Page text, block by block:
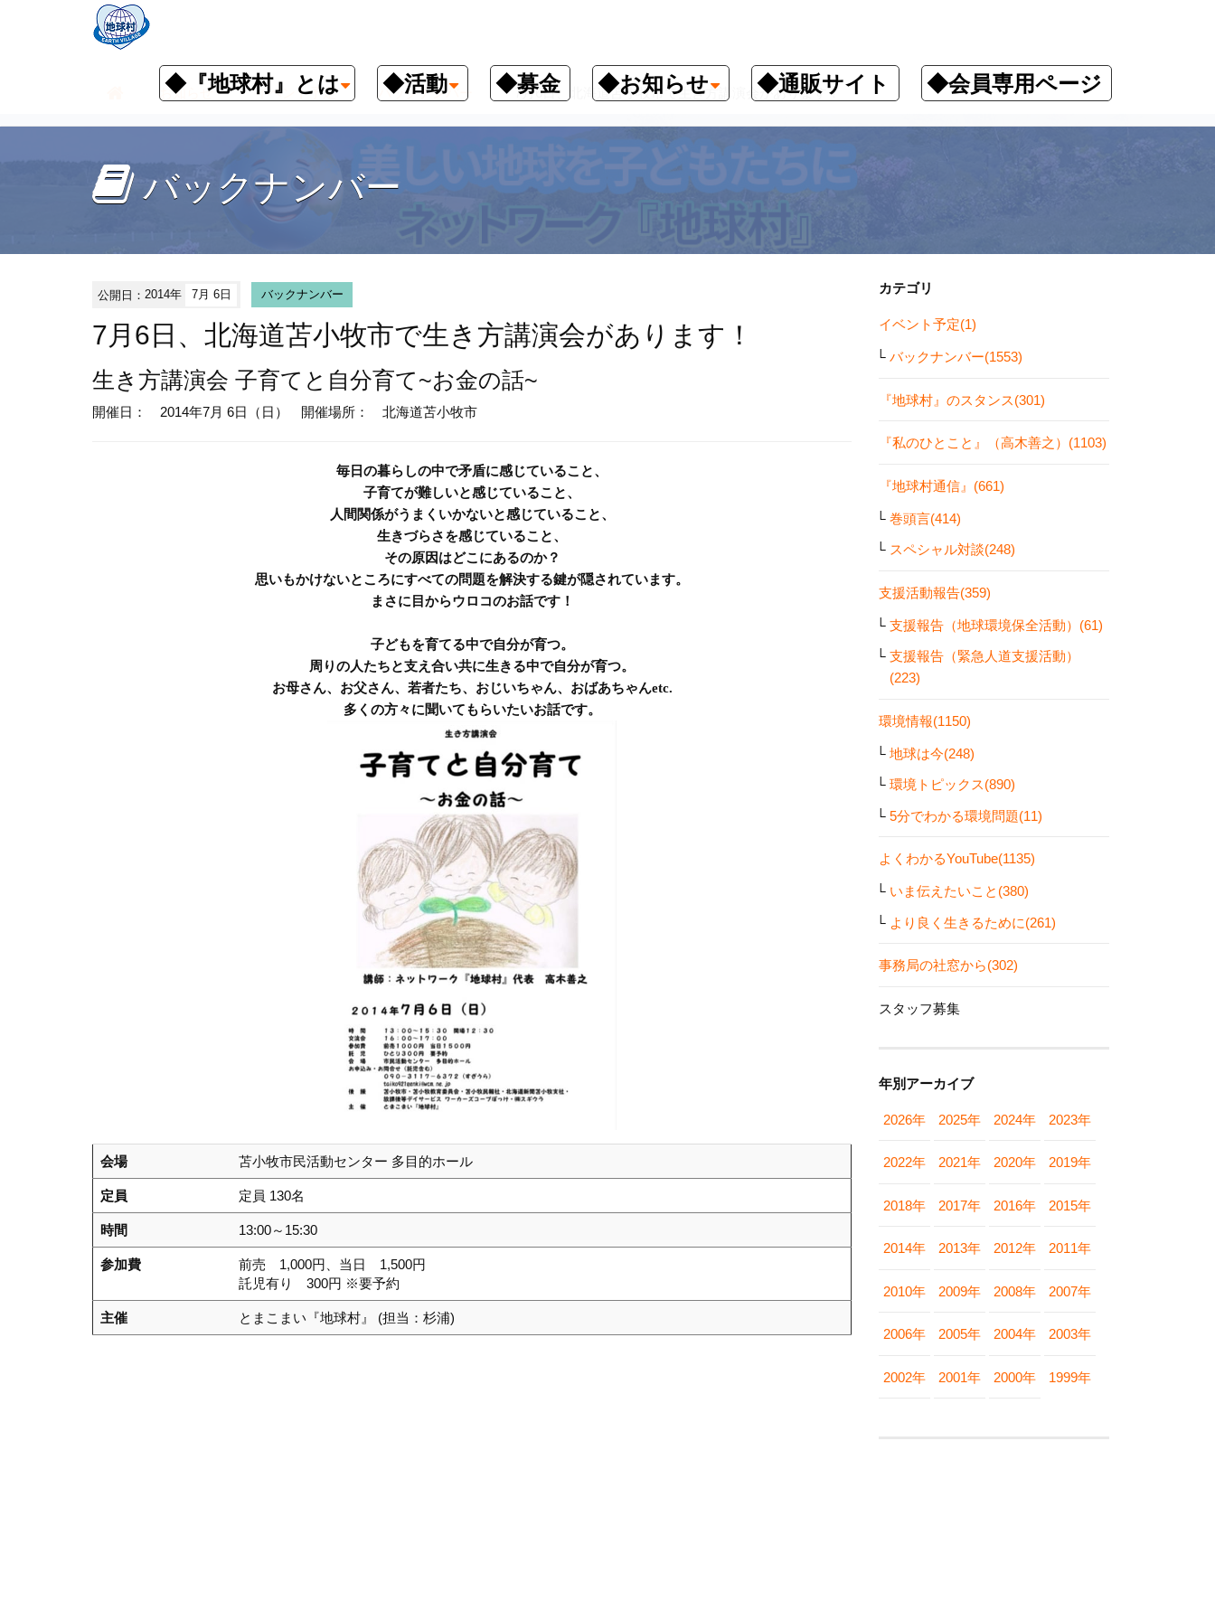
◆『地球村』とは ◆活動 ◆募金 ◆お知らせ ◆通販サイト ◆会員専用ページ
お知らせ イベント予定 バックナンバー 7月6日、北海道苫小牧市で生き方講演会があります！
バックナンバー
公開日：2014年 7月 6日 バックナンバー
7月6日、北海道苫小牧市で生き方講演会があります！
生き方講演会 子育てと自分育て~お金の話~
開催日： 2014年7月 6日（日） 開催場所： 北海道苫小牧市
毎日の暮らしの中で矛盾に感じていること、
子育てが難しいと感じていること、
人間関係がうまくいかないと感じていること、
生きづらさを感じていること、
その原因はどこにあるのか？
思いもかけないところにすべての問題を解決する鍵が隠されています。
まさに目からウロコのお話です！
子どもを育てる中で自分が育つ。
周りの人たちと支え合い共に生きる中で自分が育つ。
お母さん、お父さん、若者たち、おじいちゃん、おばあちゃんetc.
多くの方々に聞いてもらいたいお話です。
会場 苫小牧市民活動センター 多目的ホール
定員 定員 130名
時間 13:00～15:30
参加費
前売 1,000円、当日 1,500円
託児有り 300円 ※要予約
主催 とまこまい『地球村』 (担当：杉浦)
カテゴリ
イベント予定(1)
バックナンバー(1553)
『地球村』のスタンス(301)
『私のひとこと』（高木善之）(1103)
『地球村通信』(661)
巻頭言(414)
スペシャル対談(248)
支援活動報告(359)
支援報告（地球環境保全活動）(61)
支援報告（緊急人道支援活動）
(223)
環境情報(1150)
地球は今(248)
環境トピックス(890)
5分でわかる環境問題(11)
よくわかるYouTube(1135)
いま伝えたいこと(380)
より良く生きるために(261)
事務局の社窓から(302)
スタッフ募集
年別アーカイブ
2026年 2025年 2024年 2023年
2022年 2021年 2020年 2019年
2018年 2017年 2016年 2015年
2014年 2013年 2012年 2011年
2010年 2009年 2008年 2007年
2006年 2005年 2004年 2003年
2002年 2001年 2000年 1999年